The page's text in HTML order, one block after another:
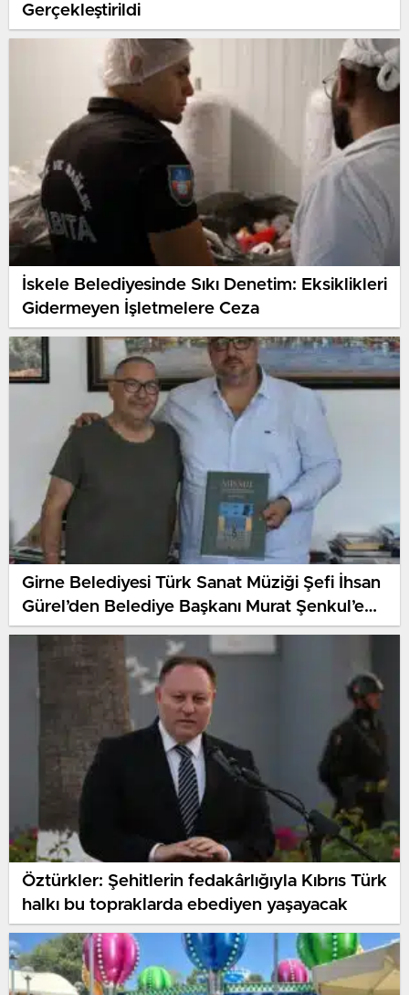
Gerçekleştirildi
İskele Belediyesinde Sıkı Denetim: Eksiklikleri
Gidermeyen İşletmelere Ceza
Girne Belediyesi Türk Sanat Müziği Şefi İhsan
Gürel’den Belediye Başkanı Murat Şenkul’e
nezaket ziyareti
Öztürkler: Şehitlerin fedakârlığıyla Kıbrıs Türk
halkı bu topraklarda ebediyen yaşayacak